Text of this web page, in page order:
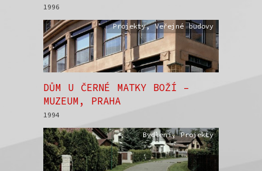
1996
DŮM U ČERNÉ MATKY BOŽÍ –
MUZEUM, PRAHA
1994
Projekty,Veřejné budovy
Bydlení,Projekty